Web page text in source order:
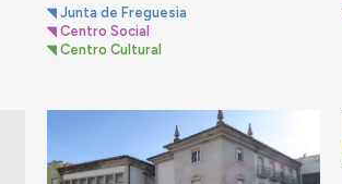
Junta de Freguesia
Centro Social
Centro Cultural